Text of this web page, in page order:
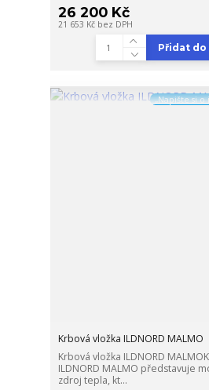
26 200 Kč
21 653 Kč bez DPH
Přidat do
„Napište si
Krbová vložka ILDNORD MALMO
Krbová vložka ILDNORD
ILDNORD MALMO představuje
zdroj tepla, kt...